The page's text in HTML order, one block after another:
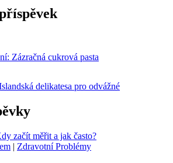
Zázračná cukrová pasta
delikatesa pro odvážné
| Zdravotní Problémy